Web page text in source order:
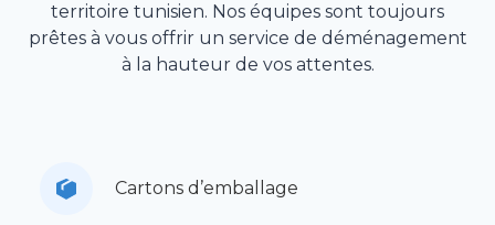
territoire tunisien. Nos équipes sont toujours
prêtes à vous offrir un service de déménagement
à la hauteur de vos attentes.
Cartons d’emballage